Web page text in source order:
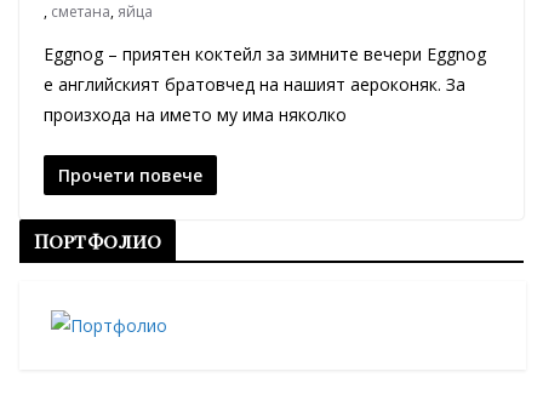
, сметана, яйца
Eggnog – приятен коктейл за зимните вечери Eggnog
е английският братовчед на нашият аероконяк. За
произхода на името му има няколко
Прочети повече
Портфолио